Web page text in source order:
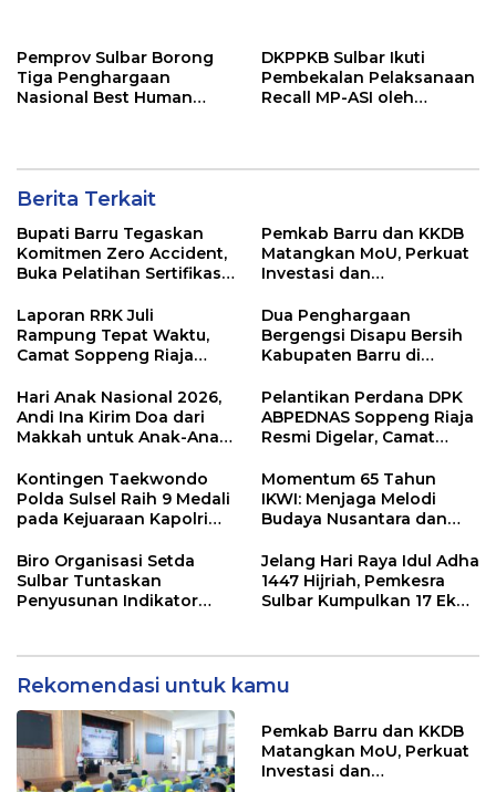
Pemprov Sulbar Borong
Tiga Penghargaan
Nasional Best Human
DKPPKB Sulbar Ikuti
Pembekalan Pelaksanaan
Recall MP-ASI oleh
Berita Terkait
Bupati Barru Tegaskan
Komitmen Zero Accident,
Buka Pelatihan Sertifikasi
Pemkab Barru dan KKDB
Matangkan MoU, Perkuat
Investasi dan
Laporan RRK Juli
Rampung Tepat Waktu,
Camat Soppeng Riaja
dan Kelurahan
Dua Penghargaan
Bergengsi Disapu Bersih
Kabupaten Barru di
Hari Anak Nasional 2026,
Andi Ina Kirim Doa dari
Makkah untuk Anak-Anak
Pelantikan Perdana DPK
ABPEDNAS Soppeng Riaja
Resmi Digelar, Camat
Wujudkan Desa Maju
Kontingen Taekwondo
Polda Sulsel Raih 9 Medali
pada Kejuaraan Kapolri
Momentum 65 Tahun
IKWI: Menjaga Melodi
Budaya Nusantara dan
Pers
Biro Organisasi Setda
Sulbar Tuntaskan
Penyusunan Indikator
Jelang Hari Raya Idul Adha
1447 Hijriah, Pemkesra
Sulbar Kumpulkan 17 Ekor
Rekomendasi untuk kamu
Pemkab Barru dan KKDB
Matangkan MoU, Perkuat
Investasi dan